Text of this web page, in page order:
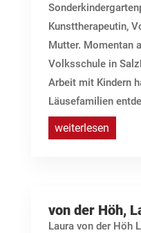
Kunsttherapeutin,
Mutter. Momentan
Volksschule in
Arbeit mit Kindern
Läusefamilien
weiterlesen
von der Höh,
Laura von der Höh